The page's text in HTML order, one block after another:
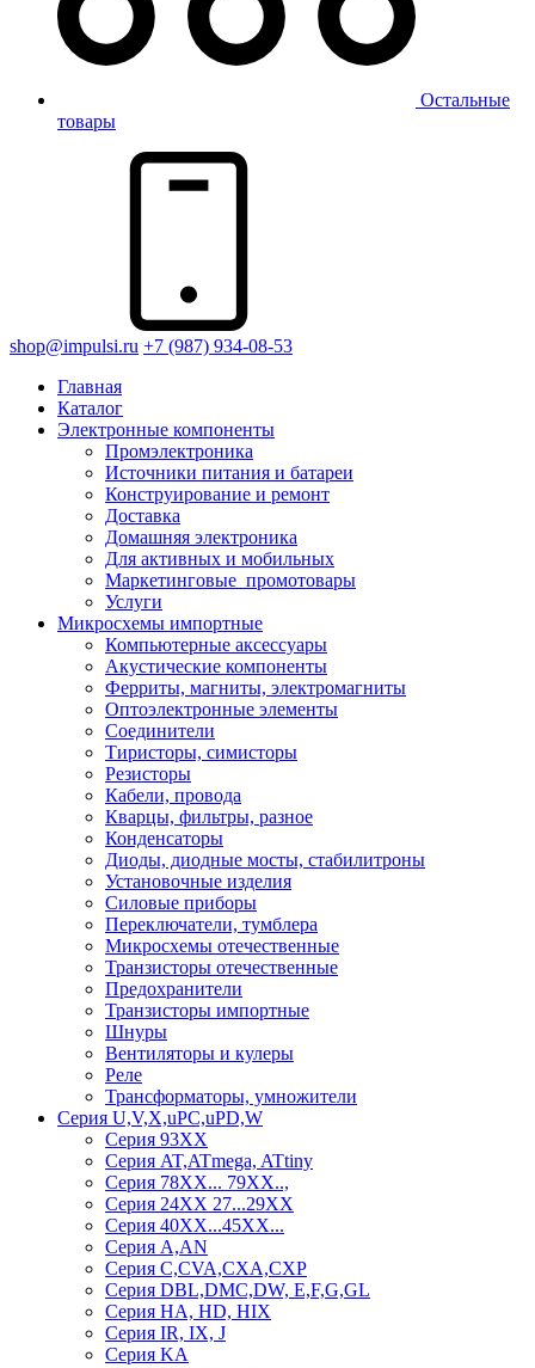
Остальные
товары
shop@impulsi.ru +7 (987) 934-08-53
Главная
Каталог
Электронные компоненты
Промэлектроника
Источники питания и батареи
Конструирование и ремонт
Доставка
Домашняя электроника
Для активных и мобильных
Маркетинговые_промотовары
Услуги
Микросхемы импортные
Компьютерные аксессуары
Акустические компоненты
Ферриты, магниты, электромагниты
Оптоэлектронные элементы
Соединители
Тиристоры, симисторы
Резисторы
Кабели, провода
Кварцы, фильтры, разное
Конденсаторы
Диоды, диодные мосты, стабилитроны
Установочные изделия
Силовые приборы
Переключатели, тумблера
Микросхемы отечественные
Транзисторы отечественные
Предохранители
Транзисторы импортные
Шнуры
Вентиляторы и кулеры
Реле
Трансформаторы, умножители
Серия U,V,X,uPC,uPD,W
Серия 93ХХ
Серия AT,ATmega, ATtiny
Серия 78ХХ... 79XX..,
Серия 24ХХ 27...29ХХ
Серия 40ХХ...45ХХ...
Серия A,AN
Серия C,CVA,CXA,CXP
Серия DBL,DMC,DW, E,F,G,GL
Серия HA, HD, HIX
Серия IR, IX, J
Серия KA